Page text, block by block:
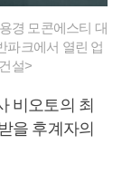
경 모콘에스티 대
파크에서 열린 업
설>
비오토의 최
을 후계자의